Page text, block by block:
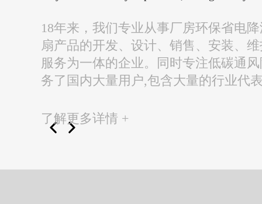
18年来，我们专业从事厂房环保省电
扇产品的开发、设计、销售、安装、
服务为一体的企业。同时专注低碳通
务了国内大量用户,包含大量的行业代
了解更多详情 +